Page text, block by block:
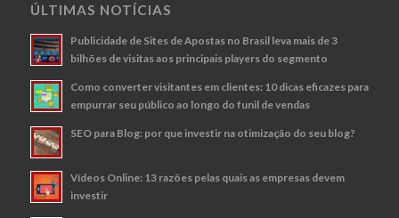
ÚLTIMAS NOTÍCIAS
Publicidade de Sites de Apostas no Brasil leva mais de 3
bilhões de visitas aos principais players do segmento
Como converter visitantes em clientes: 10 dicas eficazes para
empurrar seu público ao longo do funil de vendas
SEO para Blog: por que investir na otimização do seu blog?
Vídeos Online: 13 razões pelas quais as empresas devem
investir